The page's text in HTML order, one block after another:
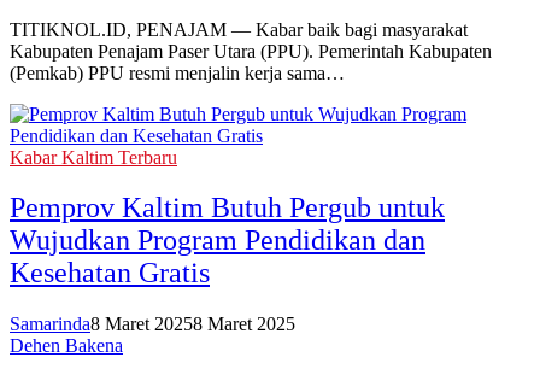
TITIKNOL.ID, PENAJAM — Kabar baik bagi masyarakat
Kabupaten Penajam Paser Utara (PPU). Pemerintah Kabupaten
(Pemkab) PPU resmi menjalin kerja sama…
Kabar Kaltim Terbaru
Pemprov Kaltim Butuh Pergub untuk
Wujudkan Program Pendidikan dan
Kesehatan Gratis
Samarinda8 Maret 20258 Maret 2025
Dehen Bakena